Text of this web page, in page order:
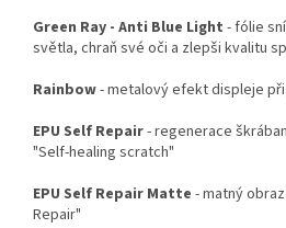
Green Ray - Anti Blue Light - fólie
světla, chraň své oči a zlepši kvalitu
Rainbow- metalový efekt displeje
EPU Self Repair- regenerace
"Self-healing scratch"
EPU Self Repair Matte - matný
Repair"